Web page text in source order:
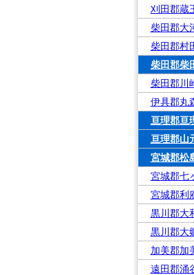
刈田郡蔵
柴田郡大
柴田郡村
柴田郡柴
柴田郡川
伊具郡丸
亘理郡亘
亘理郡山
宮城郡松
宮城郡七
宮城郡利
黒川郡大
黒川郡大
加美郡加
遠田郡涌